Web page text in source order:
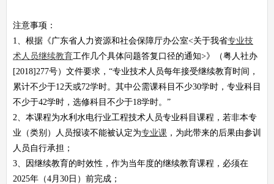
注意事项：
1、根据《广东省人力资源和社会保障厅办公室<关于我省专业技
术人员继续教育工作几个具体问题答复口径的通知>》（粤人社办
[2018]277号）文件要求，“专业技术人员每年接受继续教育时间，
累计不少于12天或72学时。其中公需课科目不少30学时，专业科目
不少于42学时，选修科目不少于18学时。”
2、本课程为水利水电行业工程技术人员专业科目课程，若非本专
业（类别）人员报读不能被认定为专业课 ，为此带来的后果由参训
人员自行承担；
3、因继续教育的时效性，作为当年度的继续教育课程，必须在
2025年（4月30日）前完成；